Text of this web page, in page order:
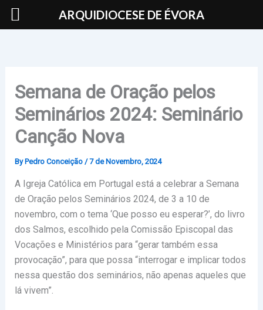
Skip
Semana de Oração pelos
Seminários 2024: Seminário
Canção Nova
By Pedro Conceição /7 de Novembro, 2024
A Igreja Católica em Portugal está a celebrar a Semana
de Oração pelos Seminários 2024, de 3 a 10 de
novembro, com o tema ‘Que posso eu esperar?’, do livro
dos Salmos, escolhido pela Comissão Episcopal das
Vocações e Ministérios para “gerar também essa
provocação”, para que possa “interrogar e implicar todos
nessa questão dos seminários, não apenas aqueles que
lá vivem”.
ARQUIDIOCESE DE ÉVORA